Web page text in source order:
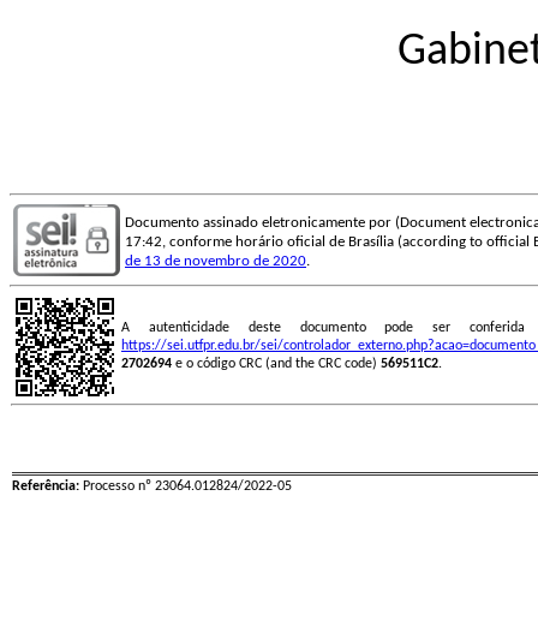
Documento assinado eletronicamente por (Document
17:42, conforme horário oficial de Brasília (according to official
de 13 de novembro de 2020.
A autenticidade deste documento pode ser
https://sei.utfpr.edu.br/sei/
2702694 e o código CRC (and the CRC code) 569511C2.
Referência: Processo nº 23064.012824/2022-05